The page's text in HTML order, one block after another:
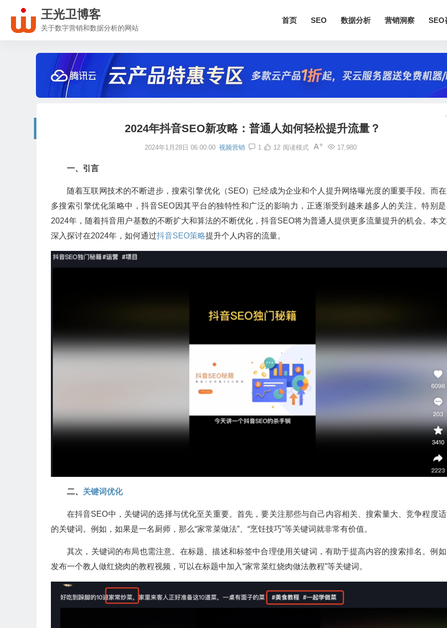
王光卫博客
关于数字营销和数据分析的网站
首页 SEO 数据分析 营销洞察 SEO
2024年抖音SEO新攻略：普通人如何轻松提升流量？
2024年1月28日 06:00:00 视频营销 1 17,980
12 阅读模式
一、引言
随着互联网技术的不断进步，搜索引擎优化（SEO）已经成为企业和个人提升网络曝光度的重要手段。而
多搜索引擎优化策略中，抖音SEO因其平台的独特性和广泛的影响力，正逐渐受到越来越多人的关注。特别
2024年，随着抖音用户基数的不断扩大和算法的不断优化，抖音SEO将为普通人提供更多流量提升的机会。本
深入探讨在2024年，如何通过抖音SEO策略提升个人内容的流量。
二、 关键词优化
在抖音SEO中，关键词的选择与优化至关重要。首先，要关注那些与自己内容相关、搜索量大、竞争程度
的关键词。例如，如果是一名厨师，那么“家常菜做法”、“烹饪技巧”等关键词就非常有价值。
其次，关键词的布局也需注意。在标题、描述和标签中合理使用关键词，有助于提高内容的搜索排名。例
发布一个教人做红烧肉的教程视频，可以在标题中加入“家常菜红烧肉做法教程”等关键词。